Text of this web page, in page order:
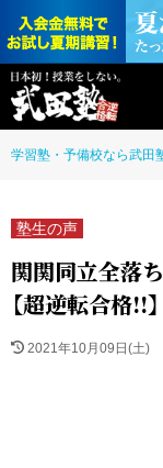
学習塾・予備校なら武田
塾生の声
関関同立全落
【超逆転合格!!
2021年10月09日(土)